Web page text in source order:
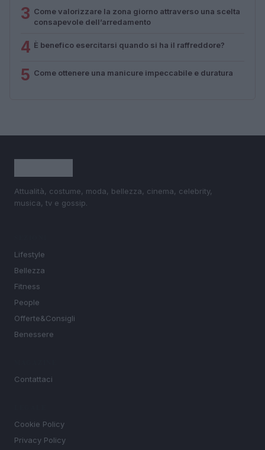
3 Come valorizzare la zona giorno attraverso una scelta
consapevole dell’arredamento
4 È benefico esercitarsi quando si ha il raffreddore?
5 Come ottenere una manicure impeccabile e duratura
Attualità, costume, moda, bellezza, cinema, celebrity,
musica, tv e gossip.
Lifestyle
Bellezza
Fitness
People
Offerte&Consigli
Benessere
Contattaci
Cookie Policy
Privacy Policy